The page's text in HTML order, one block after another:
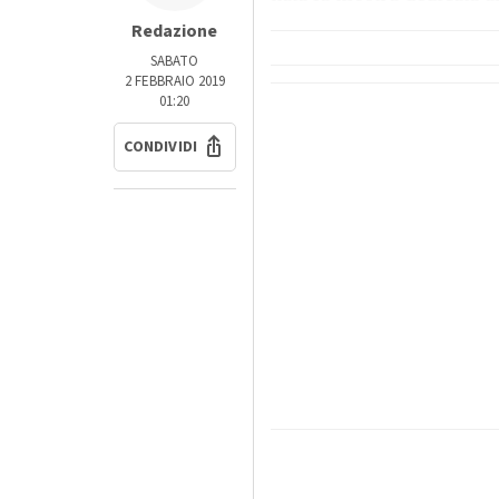
Redazione
SABATO
2 FEBBRAIO 2019
01:20
CONDIVIDI